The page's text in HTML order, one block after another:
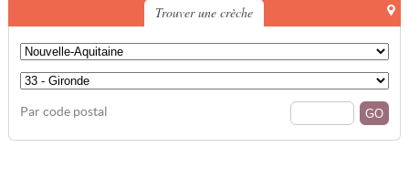
Trouver une crèche
Par code postal